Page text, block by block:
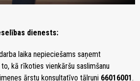
dienests:
laika nepieciešams saņemt
kā rīkoties vienkāršu saslimšanu
ārstu konsultatīvo tālruni 66016001.